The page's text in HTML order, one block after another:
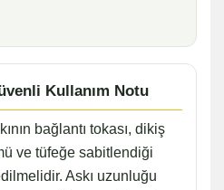
Kullanım Notu
bağlantı tokası, dikiş
ve tüfeğe sabitlendiği
Askı uzunluğu